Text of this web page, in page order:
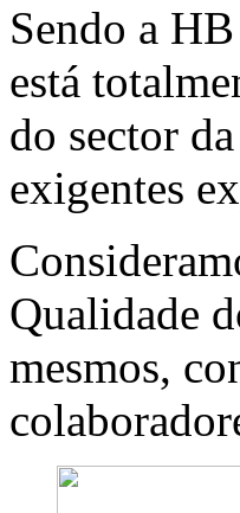
Sendo a
está
do sector
exigentes
Qualidade
mesmos,